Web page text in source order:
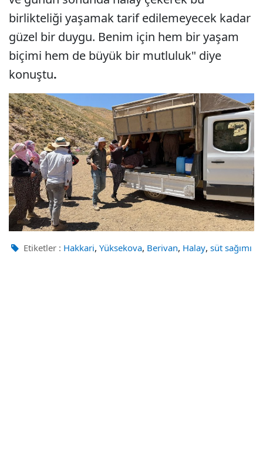
birlikteliği yaşamak tarif edilemeyecek kadar
güzel bir duygu. Benim için hem bir yaşam
biçimi hem de büyük bir mutluluk" diye
konuştu.
Etiketler : Hakkari, Yüksekova, Berivan, Halay, süt sağımı